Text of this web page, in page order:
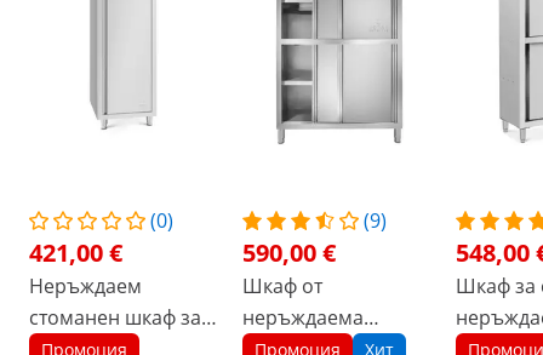
(0)
421,00 €
Неръждаем
стоманен шкаф за
съдове - 60 x 60 x
Промоция
(9)
590,00 €
Шкаф от
неръждаема
стомана - 120 см
Промоция Хит
548,00
Шкаф за